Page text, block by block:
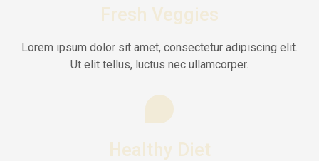
Fresh Veggies
Lorem ipsum dolor sit amet, consectetur adipiscing elit.
Ut elit tellus, luctus nec ullamcorper.
Healthy Diet